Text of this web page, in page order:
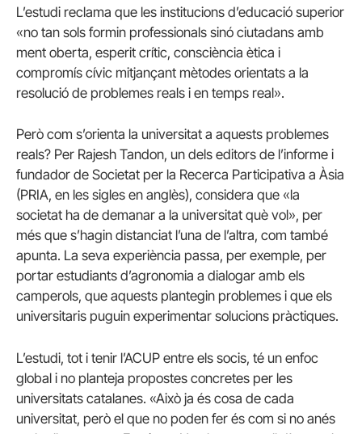
L’estudi reclama que les institucions d’educació superior
«no tan sols formin professionals sinó ciutadans amb
ment oberta, esperit crític, consciència ètica i
compromís cívic mitjançant mètodes orientats a la
resolució de problemes reals i en temps real».
Però com s’orienta la universitat a aquests problemes
reals? Per Rajesh Tandon, un dels editors de l’informe i
fundador de Societat per la Recerca Participativa a Àsia
(PRIA, en les sigles en anglès), considera que «la
societat ha de demanar a la universitat què vol», per
més que s’hagin distanciat l’una de l’altra, com també
apunta. La seva experiència passa, per exemple, per
portar estudiants d’agronomia a dialogar amb els
camperols, que aquests plantegin problemes i que els
universitaris puguin experimentar solucions pràctiques.
L’estudi, tot i tenir l’ACUP entre els socis, té un enfoc
global i no planteja propostes concretes per les
universitats catalanes. «Això ja és cosa de cada
universitat, però el que no poden fer és com si no anés